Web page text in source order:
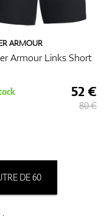
ARMOUR
Armour Links Short
52 €
80 €
DE 60